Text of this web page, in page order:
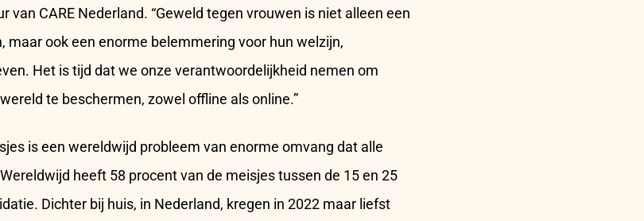
van CARE Nederland. “Geweld tegen vrouwen is niet alleen een
maar ook een enorme belemmering voor hun welzijn,
Het is tijd dat we onze verantwoordelijkheid nemen om
te beschermen, zowel offline als online.”
is een wereldwijd probleem van enorme omvang dat alle
heeft 58 procent van de meisjes tussen de 15 en 25
Dichter bij huis, in Nederland, kregen in 2022 maar liefst